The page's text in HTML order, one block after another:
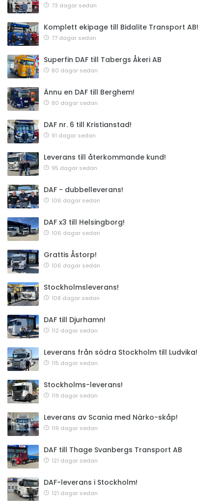
73 dagar sedan
Komplett ekipage till Bidalite Transport AB!
77 dagar sedan
Superfin DAF till Tabergs Åkeri AB
80 dagar sedan
Ännu en DAF till Berghem!
80 dagar sedan
DAF nr. 6 till Kristianstad!
91 dagar sedan
Leverans till återkommande kund!
95 dagar sedan
DAF - dubbelleverans!
106 dagar sedan
DAF x3 till Helsingborg!
106 dagar sedan
Grattis Åstorp!
106 dagar sedan
Stockholmsleverans!
108 dagar sedan
DAF till Djurhamn!
112 dagar sedan
Leverans från södra Stockholm till Ludvika!
115 dagar sedan
Stockholms-leverans!
119 dagar sedan
Leverans av Scania med Närko-skåp!
119 dagar sedan
DAF till Thage Svanbergs Transport AB
121 dagar sedan
DAF-leverans i Stockholm!
121 dagar sedan